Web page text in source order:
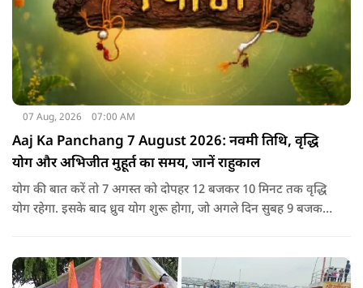
07 Aug, 2026 07:00 AM
Aaj Ka Panchang 7 August 2026: नवमी तिथि, वृद्धि
योग और अभिजीत मुहूर्त का समय, जानें राहुकाल
योग की बात करें तो 7 अगस्त को दोपहर 12 बजकर 10 मिनट तक वृद्धि
योग रहेगा. इसके बाद ध्रुव योग शुरू होगा, जो अगले दिन सुबह 9 बजकर